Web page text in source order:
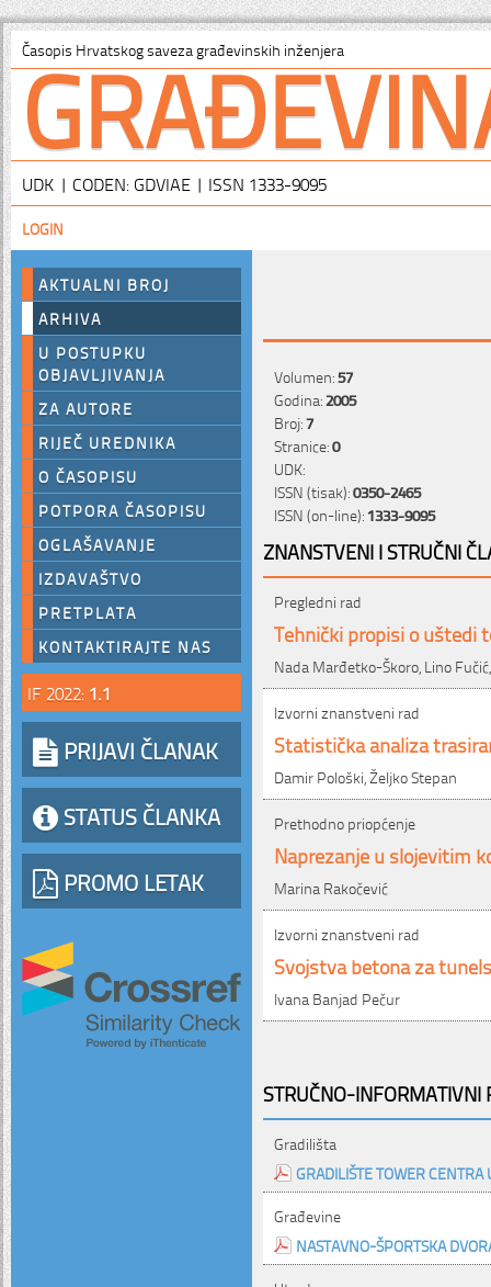
Časopis Hrvatskog saveza građevinskih inženjera
UDK | CODEN: GDVIAE | ISSN 1333-9095
LOGIN
AKTUALNI BROJ
ARHIVA
U POSTUPKU
OBJAVLJIVANJA
ZA AUTORE
RIJEČ UREDNIKA
O ČASOPISU
POTPORA ČASOPISU
OGLAŠAVANJE
IZDAVAŠTVO
PRETPLATA
KONTAKTIRAJTE NAS
IF 2022: 1.1
PRIJAVI ČLANAK
STATUS ČLANKA
PROMO LETAK
Volumen:57
Godina:2005
Broj:7
Stranice:0
UDK:
ISSN (tisak):0350-2465
ISSN (on-line):1333-9095
ZNANSTVENI I STRUČNI
Pregledni rad
Tehnički propisi o uštedi
Nada Marđetko-Škoro, Lino
Izvorni znanstveni rad
Statistička analiza
Damir Pološki, Željko Stepan
Prethodno priopćenje
Naprezanje u slojevitim
Marina Rakočević
Izvorni znanstveni rad
Svojstva betona za
Ivana Banjad Pečur
STRUČNO-INFORMATIVNI
Gradilišta
GRADILIŠTE TOWER CENTRA
Građevine
NASTAVNO-ŠPORTSKA